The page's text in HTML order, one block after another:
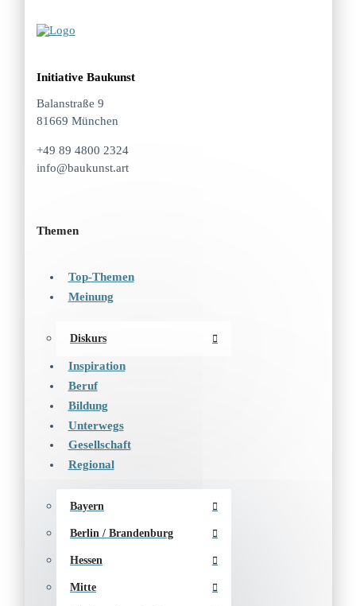
Initiative Baukunst
Balanstraße 9
81669 München
+49 89 4800 2324
info@baukunst.art
Themen
Top-Themen
Meinung
Diskurs
Inspiration
Beruf
Bildung
Unterwegs
Gesellschaft
Regional
Bayern
Berlin / Brandenburg
Hessen
Mitte